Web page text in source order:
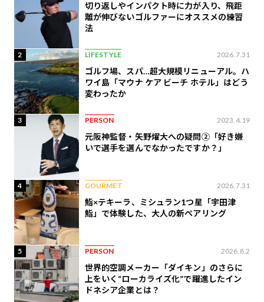
切り返しやインパクト時に力が入り、飛距
離が伸びないゴルファーにオススメの練習
法
2 LIFESTYLE 2026.7.31
ゴルフ場、スパ…超大規模リニューアル。ハ
ワイ島「マウナ ケア ビーチ ホテル」はどう
変わったか
3 PERSON 2023.4.19
元阪神監督・矢野燿大への疑問②「好き嫌
いで選手を選んでなかったですか？」
4 GOURMET 2026.7.31
鮨×テキーラ、ミシュラン1つ星「宇田津
鮨」で体験した、大人の新ペアリング
5 PERSON 2026.8.2
世界的空調メーカー「ダイキン」のさらに
上をいく“ローカライズ化”で躍進したイン
ドネシア企業とは？